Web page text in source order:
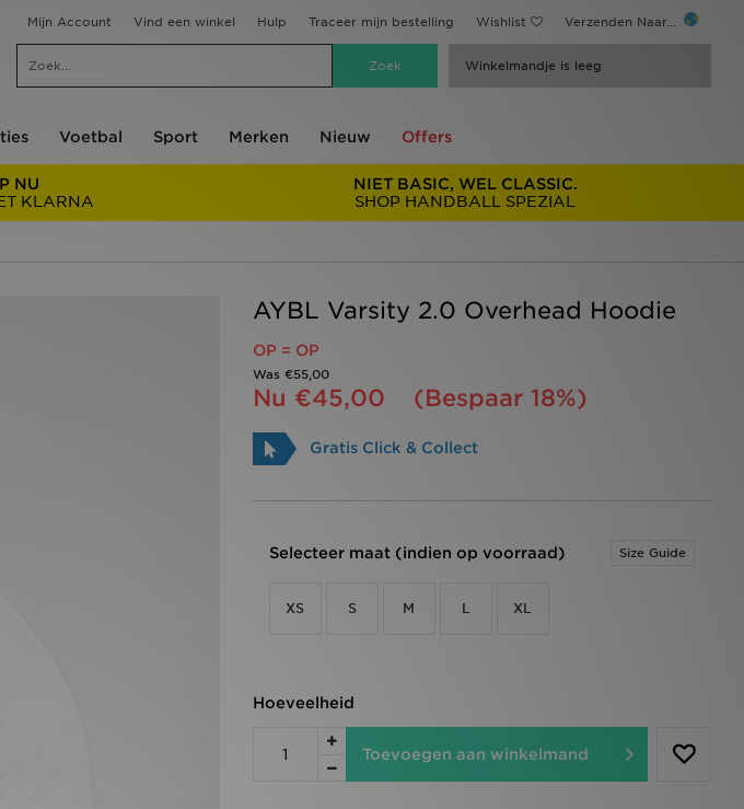
Mijn Account Vind een winkel Hulp Traceer mijn bestelling Wishlist Verzenden Naar...
Winkelmandje is leeg
Voetbal Sport Merken Nieuw Offers
NU
KLARNA
NIET BASIC, WEL CLASSIC.
SHOP HANDBALL SPEZIAL
AYBL Varsity 2.0 Overhead Hoodie
OP = OP
Was €55,00
Nu €45,00 (Bespaar 18%)
Gratis Click & Collect
Selecteer maat (indien op voorraad) Size Guide
XS S M L XL
Hoeveelheid
Toevoegen aan winkelmand